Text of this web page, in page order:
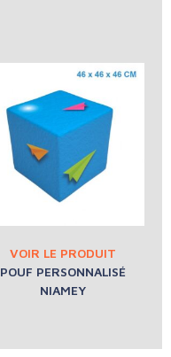
POUF PERSONNALISÉ
NIAMEY